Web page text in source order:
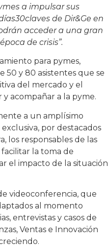
a impulsar sus
de Dir&Ge en
acceder a una gran
de crisis”.
para pymes,
50 y 80 asistentes que se
del mercado y el
acompañar a la pyme.
a un amplísimo
por destacados
los responsables de las
la toma de
el impacto de la situación
videoconferencia, que
al momento
entrevistas y casos de
Ventas e Innovación